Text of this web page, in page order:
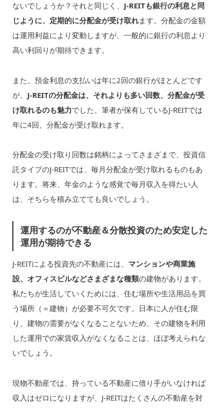
ないでしょうか？それと同じく、 J-REITも銀行の利息と同
じように、定期的に分配金が受け取れます。分配金の金額
は運用利益により変動しますが、一般的に銀行の利息より
高い利回りが期待できます。
また、預金利息の支払いは年に2回の銀行がほとんどです
が、 J-REITの分配金は、それよりも多い回数、分配金が受
け取れるのも魅力でした。筆者が保有しているJ-REITでは
年に4回、分配金が受け取れます。
分配金の受け取り回数は銘柄によってさまざまで、投資信
託タイプのJ-REITでは、毎月分配金が受け取れるものもあ
ります。将来、年金のような感覚で毎月収入を得たい人
は、そちらを積み立てても良いでしょう。
運用するのが不動産＆分散投資のため安定した
運用が期待できる
J-REITによる投資先の不動産には、 マンションや商業施
設、オフィスビルなどさまざまな種類の建物があります。
私たちが生活していくためには、住む場所や生活用品を買
う場所（＝建物）が必要不可欠です。日本に人が住む限
り、建物の需要がなくなることないため、その建物を利用
した運用での家賃収入がなくなることは、ほぼ考えられな
いでしょう。
現物不動産では、持っている不動産に借り手がいなければ
収入はゼロになりますが、J-REITはたくさんの不動産を対